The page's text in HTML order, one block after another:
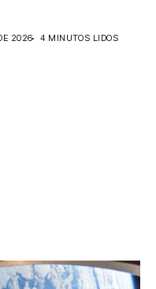
2026
4 MINUTOS LIDOS